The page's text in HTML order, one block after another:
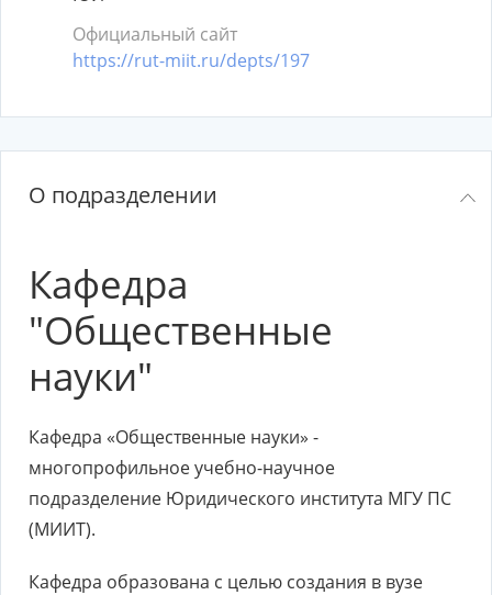
Официальный сайт
https://rut-miit.ru/depts/197
О подразделении
Кафедра
"Общественные
науки"
Кафедра «Общественные науки» -
многопрофильное учебно-научное
подразделение Юридического института МГУ ПС
(МИИТ).
Кафедра образована с целью создания в вузе